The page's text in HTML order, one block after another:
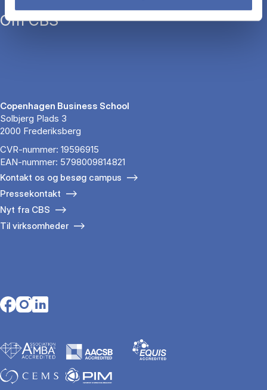
Om CBS
Copenhagen Business School
Solbjerg Plads 3
2000 Frederiksberg
CVR-nummer: 19596915
EAN-nummer: 5798009814821
Kontakt os og besøg campus
Pressekontakt
Nyt fra CBS
Til virksomheder
Opens in a new tab
Opens in a new tab
Opens in a new tab